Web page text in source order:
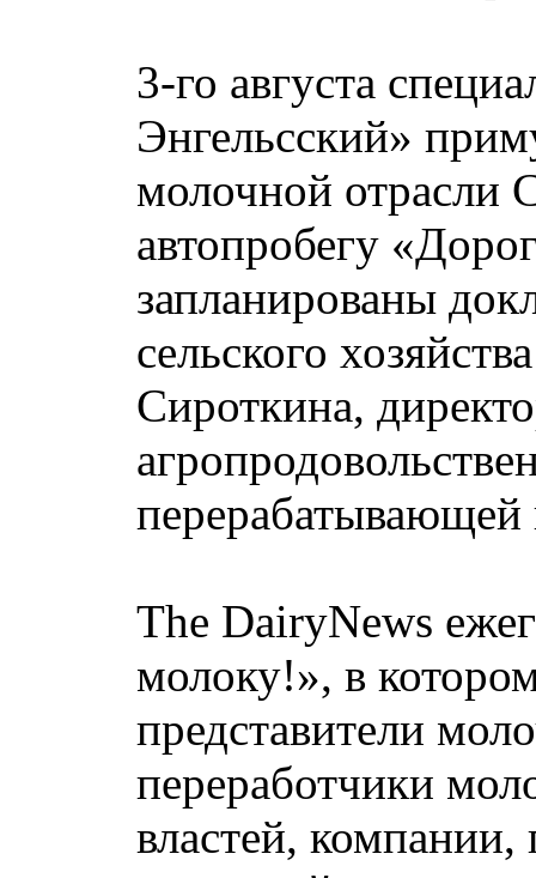
3-го августа
Энгельсский»
молочной отрасли
автопробегу
запланированы
сельского
Сироткина,
The DairyNews
молоку!», в
представители
переработчики
властей,